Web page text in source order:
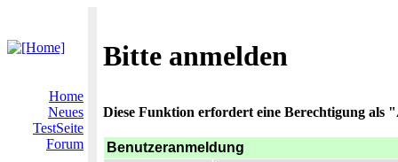
Bitte anmelden
Home
Neues
TestSeite
Forum
Diese Funktion erfordert eine Berechtigung als
Benutzeranmeldung